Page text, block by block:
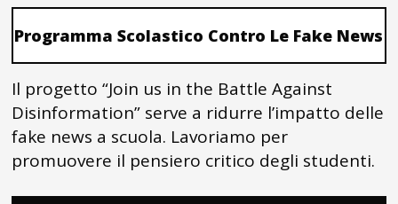
Programma Scolastico Contro Le Fake News
Il progetto “Join us in the Battle Against
Disinformation” serve a ridurre l’impatto delle
fake news a scuola. Lavoriamo per
promuovere il pensiero critico degli studenti.